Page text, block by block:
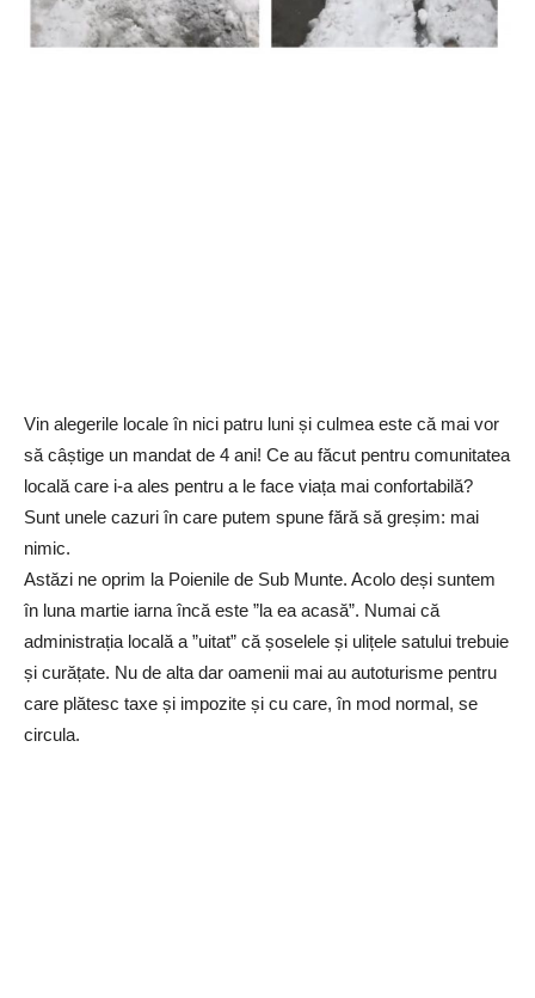
Vin alegerile locale în nici patru luni și culmea este că mai vor
să câștige un mandat de 4 ani! Ce au făcut pentru comunitatea
locală care i-a ales pentru a le face viața mai confortabilă?
Sunt unele cazuri în care putem spune fără să greșim: mai
nimic.
Astăzi ne oprim la Poienile de Sub Munte. Acolo deși suntem
în luna martie iarna încă este ”la ea acasă”. Numai că
administrația locală a ”uitat” că șoselele și ulițele satului trebuie
și curățate. Nu de alta dar oamenii mai au autoturisme pentru
care plătesc taxe și impozite și cu care, în mod normal, se
circula.